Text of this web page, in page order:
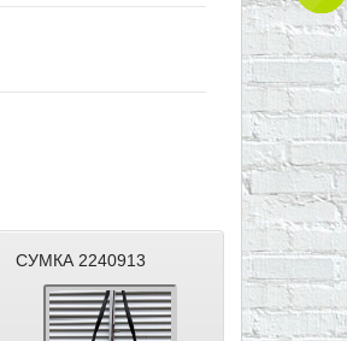
СУМКА 2240913